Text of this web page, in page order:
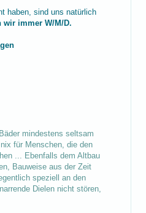
haben, sind uns natürlich
immer W/M/D.
mindestens seltsam
für Menschen, die den
... Ebenfalls dem Altbau
Bauweise aus der Zeit
speziell an den
Dielen nicht stören,